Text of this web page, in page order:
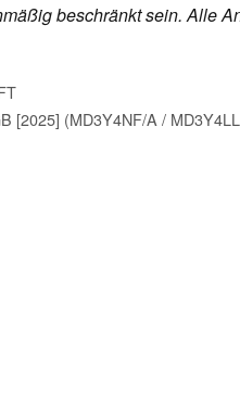
beschränkt sein. Alle